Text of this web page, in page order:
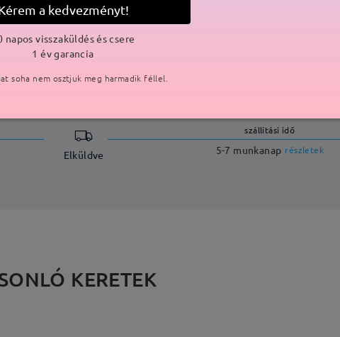
SZÁLLÍTÁS
Elküldve
szállítási idő
5-7 munkanap részletek
KERETEK
a kedvezményt!
napos visszaküldés és csere
1 év garancia
soha nem osztjuk meg harmadik féllel.